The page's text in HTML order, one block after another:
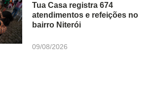
Tua Casa registra 674
atendimentos e refeições no
bairro Niterói
09/08/2026